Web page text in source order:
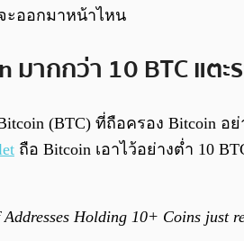
ะออกมาหน้าไหน
ากกว่า 10 BTC แต
Bitcoin (BTC) ที่ถือครอง
ถือ Bitcoin เอาไว้อย่างต่ำ 10
Addresses Holding 10+ Coins just